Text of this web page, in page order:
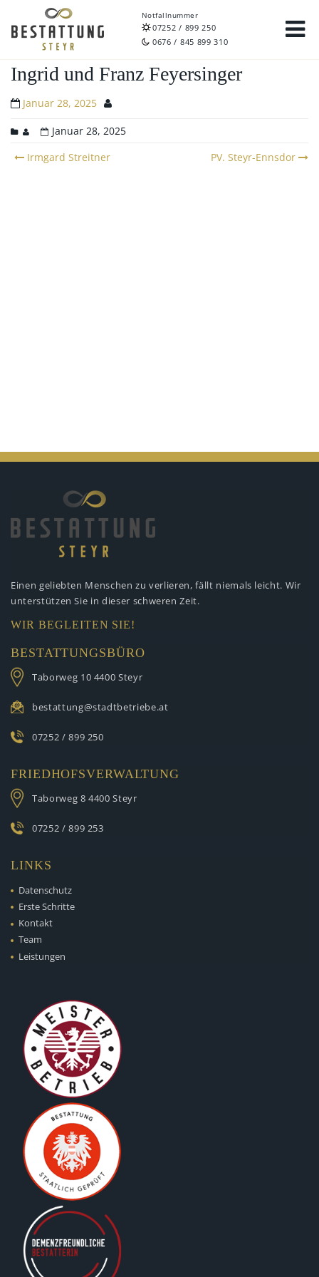
Notfallnummer
07252 / 899 250
0676 / 845 899 310
Ingrid und Franz Feyersinger
Januar 28, 2025
Januar 28, 2025
Post
Irmgard Streitner PV. Steyr-Ennsdor
Einen geliebten Menschen zu verlieren, fällt niemals leicht. Wir
unterstützen Sie in dieser schweren Zeit.
WIR BEGLEITEN SIE!
BESTATTUNGSBÜRO
Taborweg 10 4400 Steyr
bestattung@stadtbetriebe.at
07252 / 899 250
FRIEDHOFSVERWALTUNG
Taborweg 8 4400 Steyr
07252 / 899 253
LINKS
Datenschutz
Erste Schritte
Kontakt
Team
Leistungen